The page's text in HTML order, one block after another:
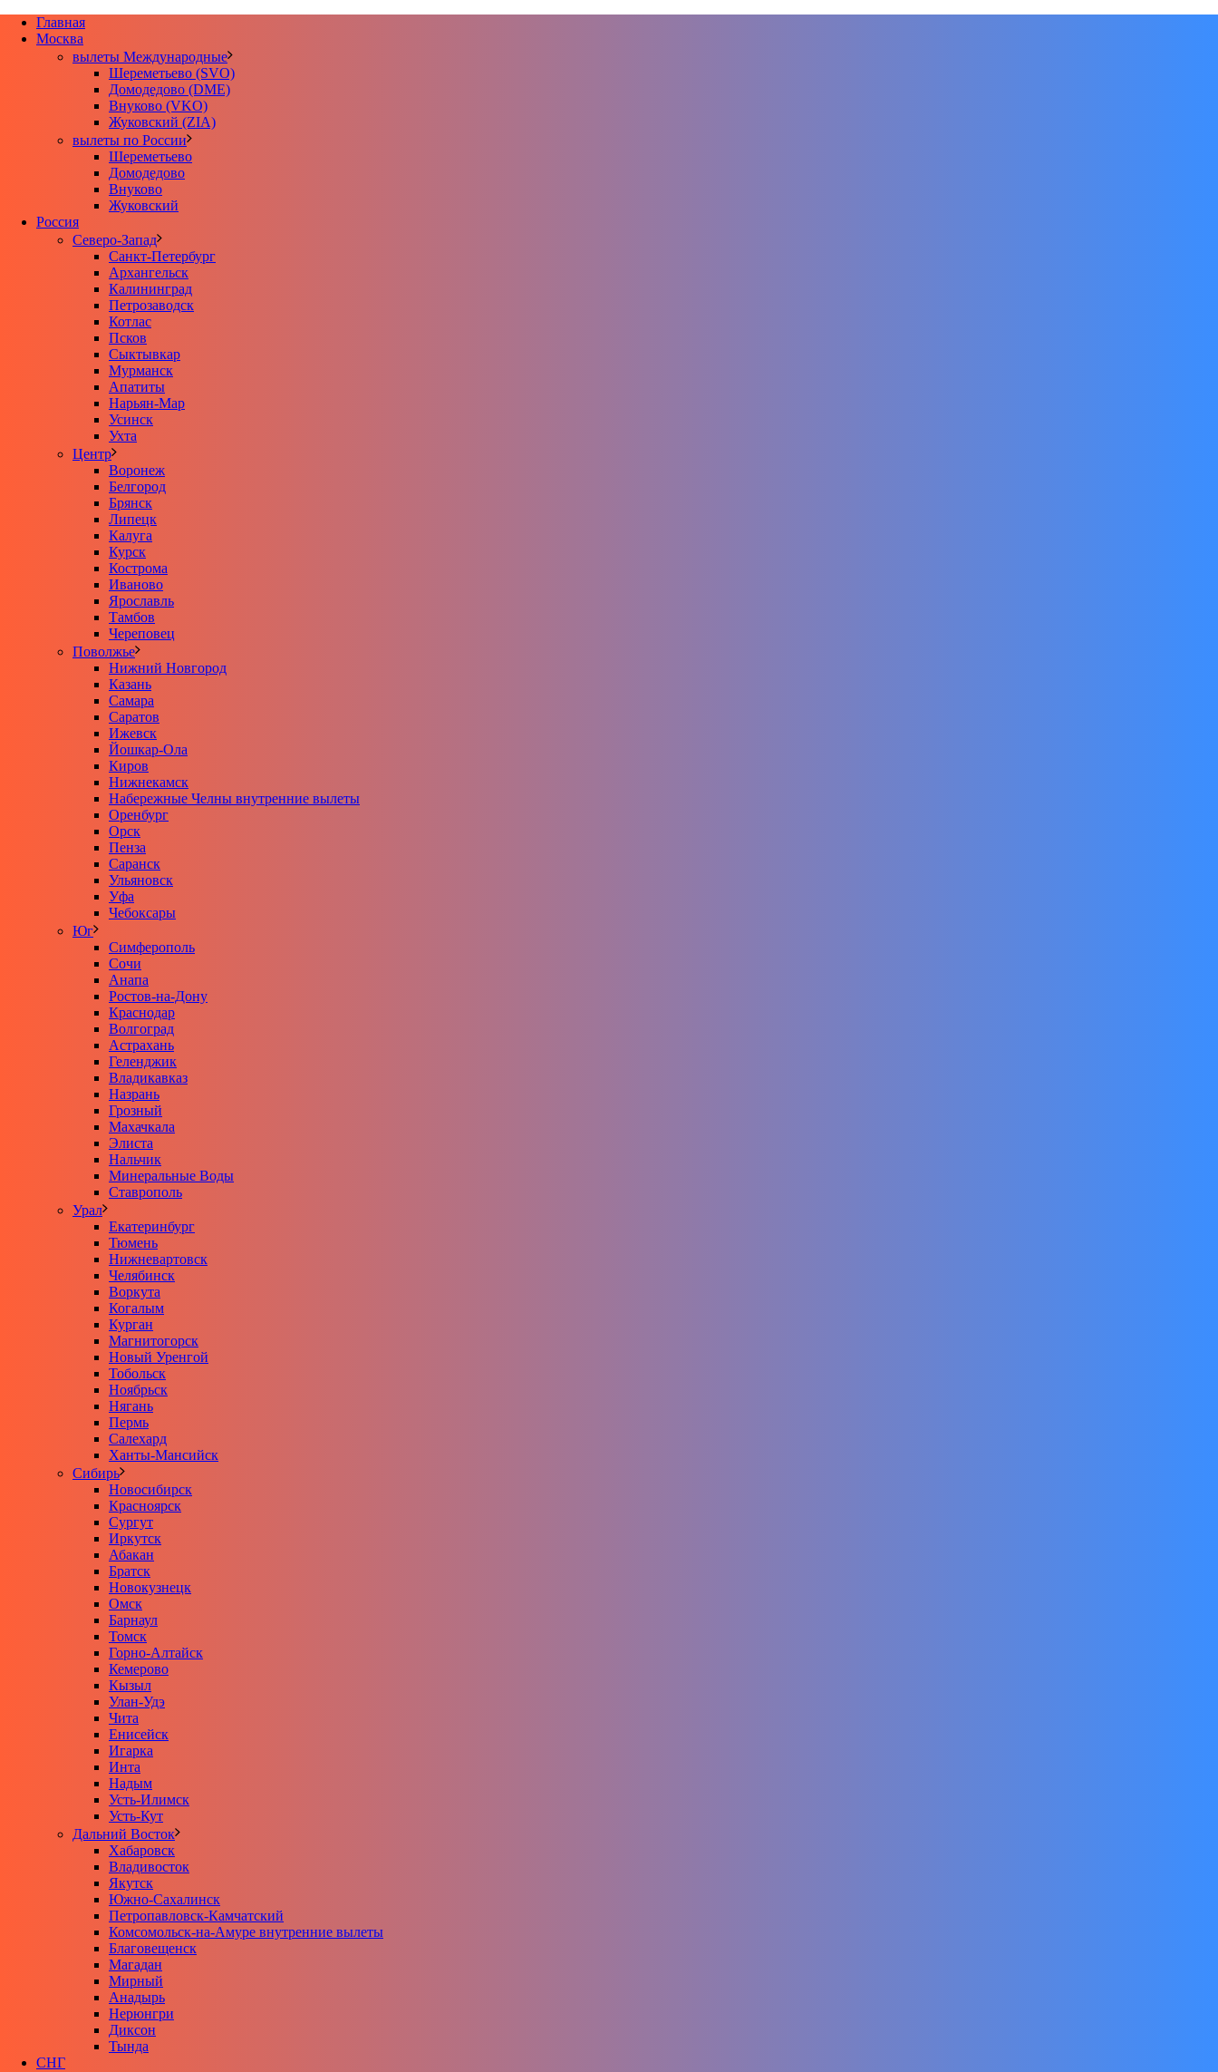
Главная
Москва
вылеты Международные
Шереметьево (SVO)
Домодедово (DME)
Внуково (VKO)
Жуковский (ZIA)
вылеты по России
Шереметьево
Домодедово
Внуково
Жуковский
Россия
Северо-Запад
Санкт-Петербург
Архангельск
Калининград
Петрозаводск
Котлас
Псков
Сыктывкар
Мурманск
Апатиты
Нарьян-Мар
Усинск
Ухта
Центр
Воронеж
Белгород
Брянск
Липецк
Калуга
Курск
Кострома
Иваново
Ярославль
Тамбов
Череповец
Поволжье
Нижний Новгород
Казань
Самара
Саратов
Ижевск
Йошкар-Ола
Киров
Нижнекамск
Набережные Челны внутренние вылеты
Оренбург
Орск
Пенза
Саранск
Ульяновск
Уфа
Чебоксары
Юг
Симферополь
Сочи
Анапа
Ростов-на-Дону
Краснодар
Волгоград
Астрахань
Геленджик
Владикавказ
Назрань
Грозный
Махачкала
Элиста
Нальчик
Минеральные Воды
Ставрополь
Урал
Екатеринбург
Тюмень
Нижневартовск
Челябинск
Воркута
Когалым
Курган
Магнитогорск
Новый Уренгой
Тобольск
Ноябрьск
Нягань
Пермь
Салехард
Ханты-Мансийск
Сибирь
Новосибирск
Красноярск
Сургут
Иркутск
Абакан
Братск
Новокузнецк
Омск
Барнаул
Томск
Горно-Алтайск
Кемерово
Кызыл
Улан-Удэ
Чита
Енисейск
Игарка
Инта
Надым
Усть-Илимск
Усть-Кут
Дальний Восток
Хабаровск
Владивосток
Якутск
Южно-Сахалинск
Петропавловск-Камчатский
Комсомольск-на-Амуре внутренние вылеты
Благовещенск
Магадан
Мирный
Анадырь
Нерюнгри
Диксон
Тында
СНГ